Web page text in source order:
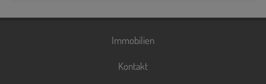
Immobilien
Kontakt